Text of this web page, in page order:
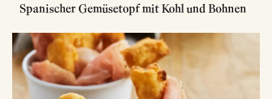
Spanischer Gemüsetopf mit Kohl und Bohnen